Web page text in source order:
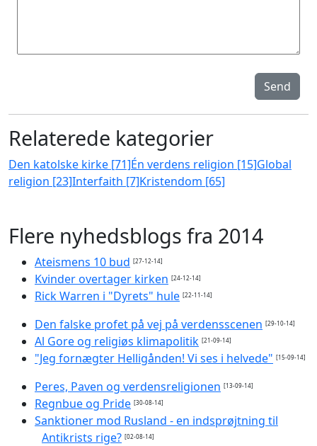
Send
Relaterede kategorier
Den katolske kirke [71]Én verdens religion [15]Global
religion [23]Interfaith [7]Kristendom [65]
Flere nyhedsblogs fra 2014
Ateismens 10 bud [27-12-14]
Kvinder overtager kirken [24-12-14]
Rick Warren i "Dyrets" hule [22-11-14]
Den falske profet på vej på verdensscenen [29-10-14]
Al Gore og religiøs klimapolitik [21-09-14]
"Jeg fornægter Helligånden! Vi ses i helvede" [15-09-14]
Peres, Paven og verdensreligionen [13-09-14]
Regnbue og Pride [30-08-14]
Sanktioner mod Rusland - en indsprøjtning til
Antikrists rige? [02-08-14]